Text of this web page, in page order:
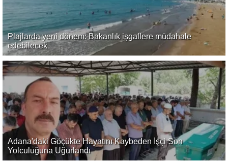
Plajlarda yeni dönem: Bakanlık işgallere müdahale
edebilecek
Adana'daki Göçükte Hayatını Kaybeden İşçi Son
Yolculuğuna Uğurlandı